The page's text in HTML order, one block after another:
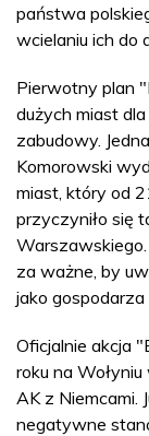
państwa
wcielaniu ich do
Pierwotny plan
dużych miast
zabudowy.
Komorowski
miast, który od
przyczyniło się
za ważne, by
jako
Oficjalnie akcja
roku na
AK z Niemcami.
negatywne